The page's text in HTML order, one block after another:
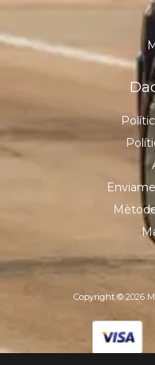
Copyright © 2026